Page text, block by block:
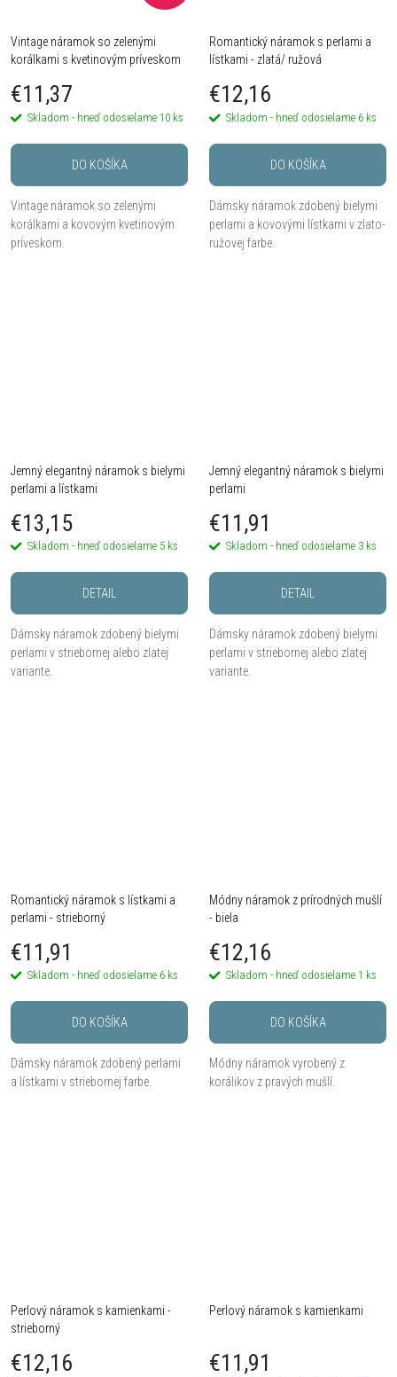
Vintage náramok so zelenými
korálkami s kvetinovým príveskom
€11,37
Skladom - hneď odosielame 10 ks
DO KOŠÍKA
Vintage náramok so zelenými
korálkami a kovovým kvetinovým
príveskom.
Romantický náramok s perlami a
lístkami - zlatá/ ružová
€12,16
Skladom - hneď odosielame 6 ks
DO KOŠÍKA
Dámsky náramok zdobený bielymi
perlami a kovovými lístkami v zlato-
ružovej farbe.
Jemný elegantný náramok s bielymi
perlami a lístkami
€13,15
Skladom - hneď odosielame 5 ks
DETAIL
Dámsky náramok zdobený bielymi
perlami v striebornej alebo zlatej
variante.
Jemný elegantný náramok s bielymi
perlami
€11,91
Skladom - hneď odosielame 3 ks
DETAIL
Dámsky náramok zdobený bielymi
perlami v striebornej alebo zlatej
variante.
Romantický náramok s lístkami a
perlami - strieborný
€11,91
Skladom - hneď odosielame 6 ks
DO KOŠÍKA
Dámsky náramok zdobený perlami
a lístkami v striebornej farbe.
Módny náramok z prírodných mušlí
- biela
€12,16
Skladom - hneď odosielame 1 ks
DO KOŠÍKA
Módny náramok vyrobený z
korálikov z pravých mušlí.
Perlový náramok s kamienkami -
strieborný
€12,16
Perlový náramok s kamienkami
€11,91